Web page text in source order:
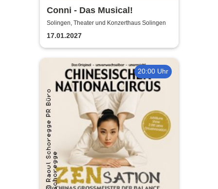
Conni - Das Musical!
Solingen, Theater und Konzerthaus Solingen
17.01.2027
20:00 Uhr